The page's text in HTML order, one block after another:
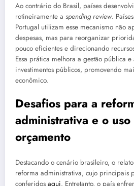
Ao contrário do Brasil, países
rotineiramente a spending review.
Portugal utilizam esse mecanismo não
despesas, mas para reorganizar
pouco eficientes e direcionando
Essa prática melhora a gestão pública
investimentos públicos, promovendo
econômico.
Desafios para a
administrativa e o
orçamento
Destacando o cenário brasileiro, o
reforma administrativa, cujo principais
conferidos aqui. Entretanto, o país